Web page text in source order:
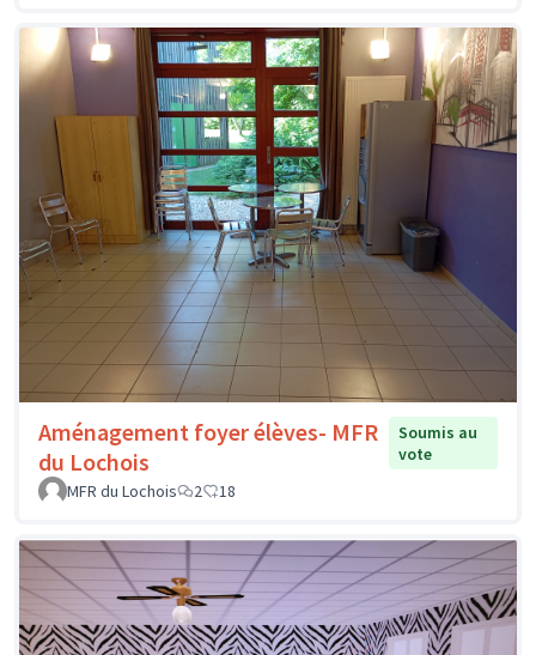
Aménagement foyer élèves- MFR
du Lochois
Soumis au
vote
MFR du Lochois
2 18